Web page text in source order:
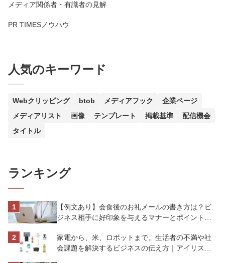
メディア関係者・有識者の見解
PR TIMESノウハウ
人気のキーワード
Webクリッピング btob メディアフック
企業ページ
メディアリスト
画像 テンプレート 掲載基準
配信機会
タイトル
ランキング
【例文あり】会食後のお礼メールの書き方は？ビ
ジネス相手に好印象を与えるマナーとポイントを
家電から、米、ロボットまで。生活者の不満や社
会課題を解決するビジネスの伝え方｜アイリスオ